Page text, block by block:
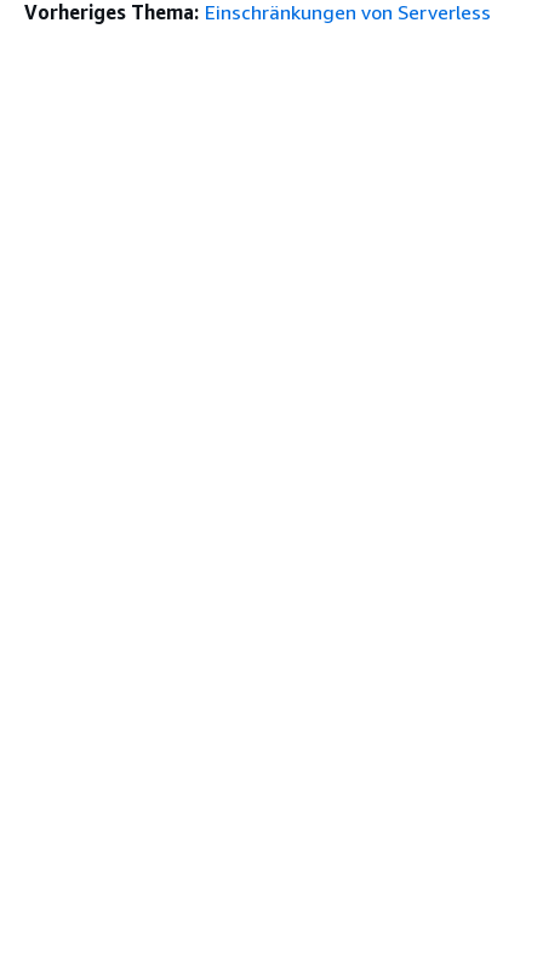
Vorheriges Thema: Einschränkungen von Serverless